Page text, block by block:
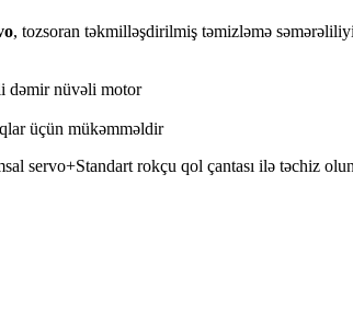
, tozsoran təkmilləşdirilmiş təmizləmə
dəmir nüvəli motor
üçün mükəmməldir
servo+Standart rokçu qol çantası ilə təchiz